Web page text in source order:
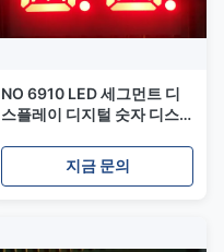
NO 6910 LED 세그먼트 디
스플레이 디지털 숫자 디스
3VDC 자체 발광 100Hz
지금 문의